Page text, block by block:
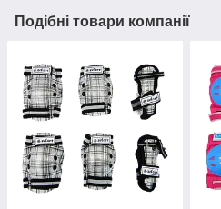
Подібні товари компанії